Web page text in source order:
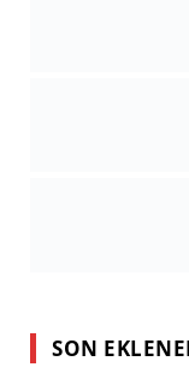
SON